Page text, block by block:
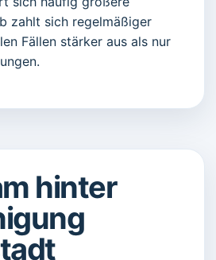
zahlt sich regelmäßiger
Fällen stärker aus als nur
hinter